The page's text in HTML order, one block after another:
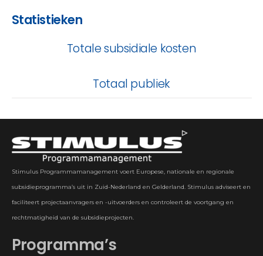
Statistieken
Totale subsidiale kosten
Totaal publiek
Stimulus Programmamanagement voert Europese, nationale en regionale
subsidieprogramma’s uit in Zuid-Nederland en Gelderland. Stimulus adviseert en
faciliteert projectaanvragers en -uitvoerders en controleert de voortgang en
rechtmatigheid van de subsidieprojecten.
Programma’s